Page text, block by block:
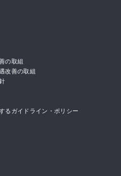
の取組
改善の取組
るガイドライン・ポリシー